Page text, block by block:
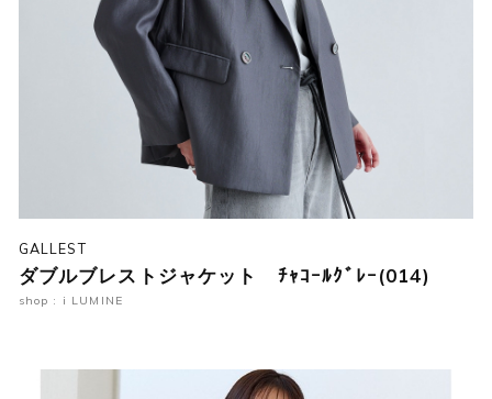
GALLEST
ダブルブレストジャケット ﾁｬｺｰﾙｸﾞﾚｰ(014)
shop : i LUMINE